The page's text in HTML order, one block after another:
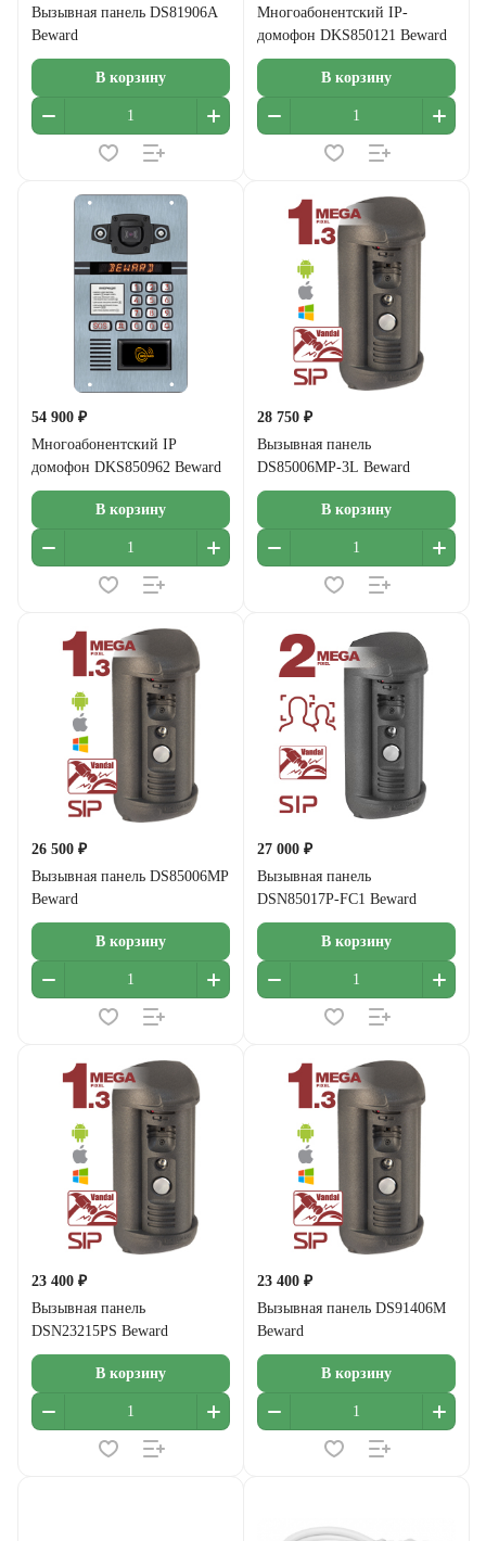
Вызывная панель DS81906A
Beward
В корзину
Многоабонентский IP-
домофон DKS850121 Beward
В корзину
54 900 ₽
Многоабонентский IP
домофон DKS850962 Beward
В корзину
28 750 ₽
Вызывная панель
DS85006MP-3L Beward
В корзину
26 500 ₽
Вызывная панель DS85006MP
Beward
В корзину
27 000 ₽
Вызывная панель
DSN85017P-FC1 Beward
В корзину
23 400 ₽
Вызывная панель
DSN23215PS Beward
В корзину
23 400 ₽
Вызывная панель DS91406M
Beward
В корзину